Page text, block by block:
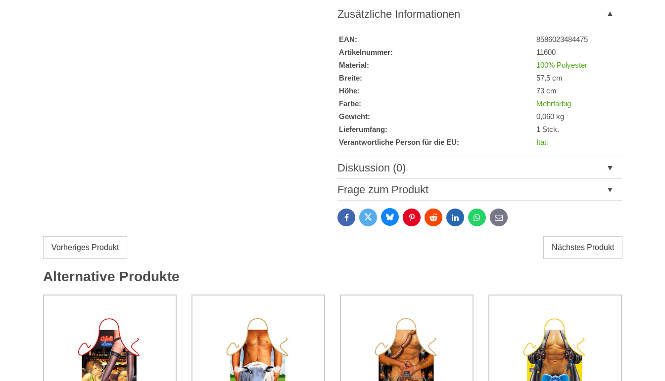
Zusätzliche Informationen
EAN:
8586023484475
Artikelnummer:
11600
Material:
100% Polyester
Breite:
57,5 cm
Höhe:
73 cm
Farbe:
Mehrfarbig
Gewicht:
0,060 kg
Lieferumfang:
1 Stck.
Verantwortliche Person für die EU:
Itati
Diskussion (0)
Neuer Kommentar
Daten zum Zwecke der Absendung einverstanden. Ich habe
Frage zum Produkt
FacebookTwitter BlueskyPinterestReddit LinkedInWhatsApp
E-
mail
Vorheriges Produkt Nächstes Produkt
Alternative Produkte